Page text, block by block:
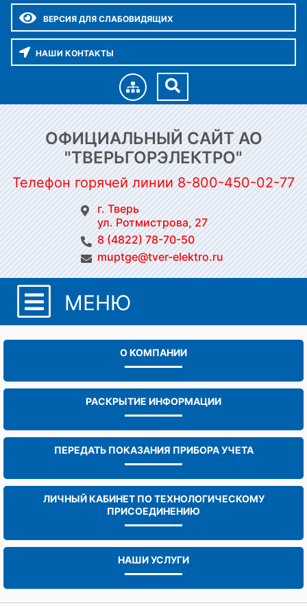
ВЕРСИЯ ДЛЯ СЛАБОВИДЯЩИХ
НАШИ КОНТАКТЫ
ОФИЦИАЛЬНЫЙ САЙТ АО
"ТВЕРЬГОРЭЛЕКТРО"
Телефон горячей линии 8-800-450-02-77
г. Тверь
ул. Ротмистрова, 27
8 (4822) 78-70-50
muptge@tver-elektro.ru
МЕНЮ
О КОМПАНИИ
РАСКРЫТИЕ ИНФОРМАЦИИ
ПЕРЕДАТЬ ПОКАЗАНИЯ ПРИБОРА УЧЕТА
ЛИЧНЫЙ КАБИНЕТ ПО ТЕХНОЛОГИЧЕСКОМУ
ПРИСОЕДИНЕНИЮ
НАШИ УСЛУГИ